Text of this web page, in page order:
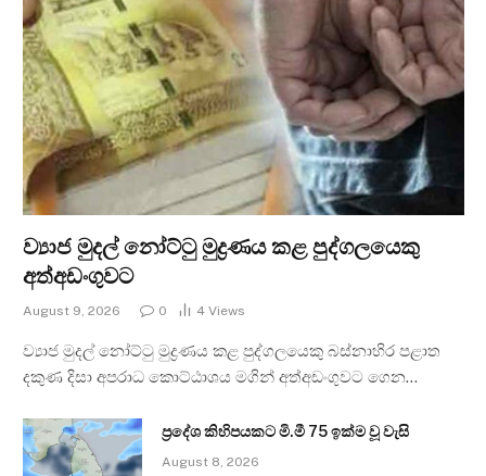
ව්‍යාජ මුදල් නෝට්ටු මුද්‍රණය කළ පුද්ගලයෙකු
අත්අඩංගුවට
August 9, 2026 0 4 Views
ව්‍යාජ මුදල් නෝට්ටු මුද්‍රණය කළ පුද්ගලයෙකු බස්නාහිර පළාත
දකුණ දිසා අපරාධ කොට්ඨාශය මගින් අත්අඩංගුවට ගෙන…
ප්‍රදේශ කිහිපයකට මි.මී 75 ඉක්ම වූ වැසි
August 8, 2026